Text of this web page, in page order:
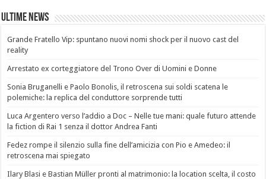
Ultime News
Grande Fratello Vip: spuntano nuovi nomi shock per il nuovo cast del
reality
Arrestato ex corteggiatore del Trono Over di Uomini e Donne
Sonia Bruganelli e Paolo Bonolis, il retroscena sui soldi scatena le
polemiche: la replica del conduttore sorprende tutti
Luca Argentero verso l’addio a Doc – Nelle tue mani: quale futuro attende
la fiction di Rai 1 senza il dottor Andrea Fanti
Fedez rompe il silenzio sulla fine dell’amicizia con Pio e Amedeo: il
retroscena mai spiegato
Ilary Blasi e Bastian Müller pronti al matrimonio: la location scelta, il costo